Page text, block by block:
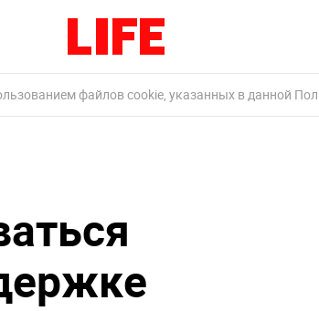
файлов cookie, указанных в данной